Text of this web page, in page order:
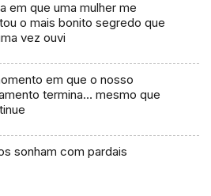
em que uma mulher me
o mais bonito segredo que
vez ouvi
em que o nosso
termina… mesmo que
sonham com pardais